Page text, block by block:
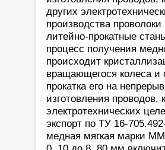
других
производства
литейно-прокатные
процесс получения
происходит
вращающегося колеса и
прокатка его на
изготовления проводов,
электротехнических
экспорт по ТУ 16-
медная мягкая марки